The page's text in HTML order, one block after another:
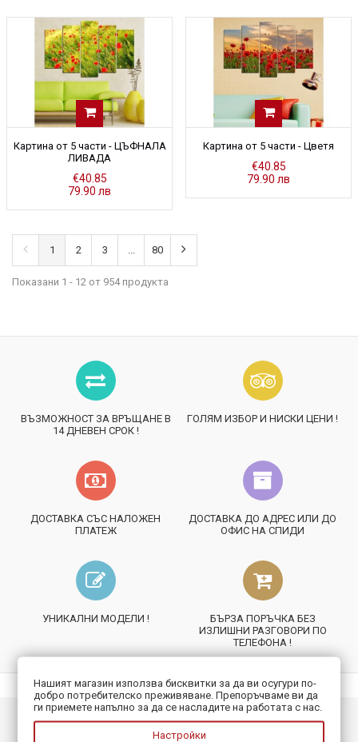
Картина от 5 части - ЦЪФНАЛА
ЛИВАДА
€40.85
79.90 лв
Картина от 5 части - Цветя
€40.85
79.90 лв
1 2 3 80
Показани 1 - 12 от 954 продукта
ВЪЗМОЖНОСТ ЗА ВРЪЩАНЕ В
14 ДНЕВЕН СРОК !
ГОЛЯМ ИЗБОР И НИСКИ ЦЕНИ !
ДОСТАВКА СЪС НАЛОЖЕН
ПЛАТЕЖ
ДОСТАВКА ДО АДРЕС ИЛИ ДО
ОФИС НА СПИДИ
УНИКАЛНИ МОДЕЛИ !
БЪРЗА ПОРЪЧКА БЕЗ
ИЗЛИШНИ РАЗГОВОРИ ПО
ТЕЛЕФОНА !
ИНФОРМАЦИЯ
Нашият магазин използва бисквитки за да ви осугури по-
добро потребителско преживяване. Препоръчваме ви да
ги приемете напълно за да се насладите на работата с нас.
Настройки